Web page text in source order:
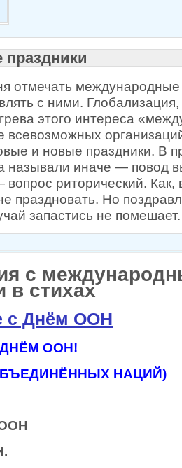
отмечать международные
с ними.
этого интереса
всевозможных
и новые праздники. В
называли иначе — повод
вопрос риторический. Как,
праздновать. Но
запастись не помешает.
с
в стихах
с Днём ООН
ООН!
НАЦИЙ)